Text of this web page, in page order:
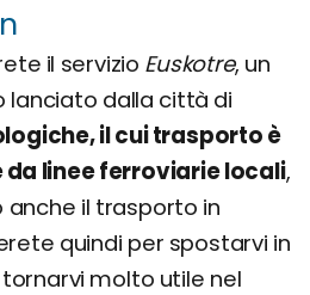
il servizio Euskotre, un
dalla città di
il cui trasporto è
linee ferroviarie locali,
il trasporto in
quindi per spostarvi in
molto utile nel